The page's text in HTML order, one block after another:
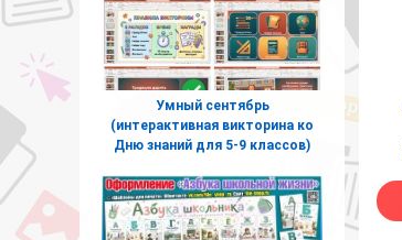
Умный сентябрь
(интерактивная викторина ко
Дню знаний для 5-9 классов)